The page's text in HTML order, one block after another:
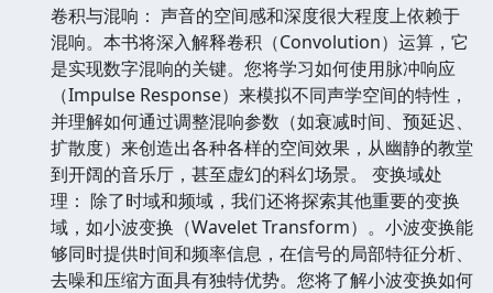
卷积与混响： 声音的空间感和深度很大程度上依赖于
混响。本书将深入解释卷积（Convolution）运算，它
是实现数字混响的关键。您将学习如何使用脉冲响应
（Impulse Response）来模拟不同声学空间的特性，
并理解如何通过调整混响参数（如衰减时间、预延迟、
扩散度）来创造出各种各样的空间效果，从幽静的教堂
到开阔的音乐厅，甚至虚幻的科幻场景。 变换域处
理： 除了时域和频域，我们还将探索其他重要的变换
域，如小波变换（Wavelet Transform）。小波变换能
够同时提供时间和频率信息，在信号的局部特征分析、
去噪和压缩方面具有独特优势。您将了解小波变换如何